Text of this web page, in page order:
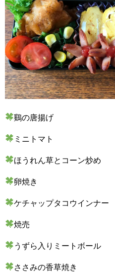
鷄の唐揚げ
ミニトマト
ほうれん草とコーン炒め
卵焼き
ケチャップタコウインナー
焼売
うずら入りミートボール
ささみの香草焼き